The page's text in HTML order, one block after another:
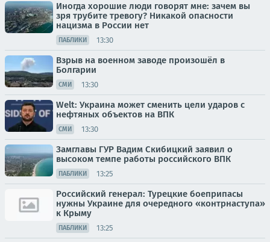
Иногда хорошие люди говорят мне: зачем вы
зря трубите тревогу? Никакой опасности
нацизма в России нет
ПАБЛИКИ 13:30
Взрыв на военном заводе произошёл в
Болгарии
СМИ 13:30
Welt: Украина может сменить цели ударов с
нефтяных объектов на ВПК
СМИ 13:30
Замглавы ГУР Вадим Скибицкий заявил о
высоком темпе работы российского ВПК
ПАБЛИКИ 13:25
Российский генерал: Турецкие боеприпасы
нужны Украине для очередного «контрнаступа»
к Крыму
ПАБЛИКИ 13:25